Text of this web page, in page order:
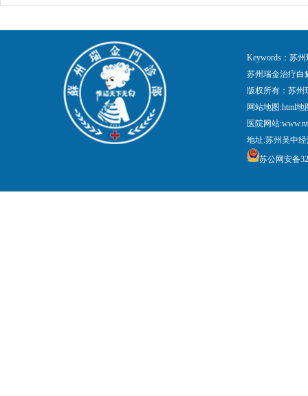
Keywords：苏
苏州瑞金治疗白
版权所有：苏
网站地图:html地
医院网站
地址:苏州吴中
苏公网安备